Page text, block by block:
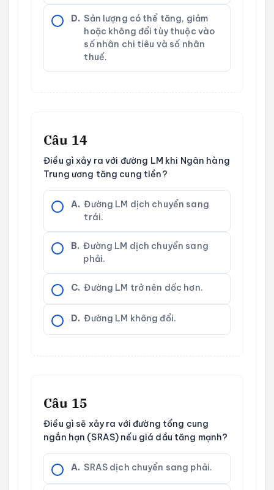
D. Sản lượng có thể tăng, giảm
hoặc không đổi tùy thuộc vào
số nhân chi tiêu và số nhân
thuế.
Câu 14
Điều gì xảy ra với đường LM khi Ngân hàng
Trung ương tăng cung tiền?
A. Đường LM dịch chuyển sang
trái.
B. Đường LM dịch chuyển sang
phải.
C. Đường LM trở nên dốc hơn.
D. Đường LM không đổi.
Câu 15
Điều gì sẽ xảy ra với đường tổng cung
ngắn hạn (SRAS) nếu giá dầu tăng mạnh?
A. SRAS dịch chuyển sang phải.